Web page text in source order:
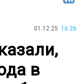
01.12.25 16:26
в